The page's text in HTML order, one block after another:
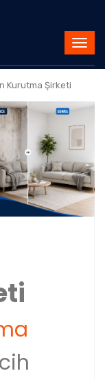
Kurutma Şirketi